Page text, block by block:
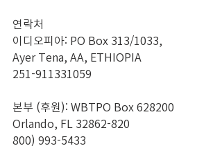
연락처
이디오피아: PO Box 313/1033,
Ayer Tena, AA, ETHIOPIA
251-911331059
본부 (후원): WBTPO Box 628200
Orlando, FL 32862-820
800) 993-5433